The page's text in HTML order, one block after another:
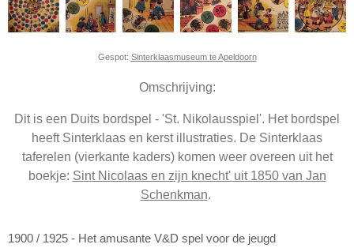
Gespot: Sinterklaasmuseum te Apeldoorn
Omschrijving:
Dit is een Duits bordspel - 'St. Nikolausspiel'. Het bordspel
heeft Sinterklaas en kerst illustraties. De Sinterklaas
taferelen (vierkante kaders) komen weer overeen uit het
boekje: Sint Nicolaas en zijn knecht' uit 1850 van Jan
Schenkman.
1900 / 1925 - Het amusante V&D spel voor de jeugd